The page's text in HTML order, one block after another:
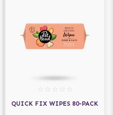
QUICK FIX WIPES 80-PACK